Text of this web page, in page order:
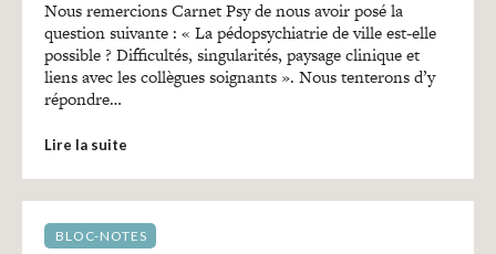
Revues
Colloque
Mon panier
Nous remercions Carnet Psy de nous avoir posé la
question suivante : « La pédopsychiatrie de ville est-elle
possible ? Difficultés, singularités, paysage clinique et
liens avec les collègues soignants ». Nous tenterons d’y
répondre…
Lire la suite
BLOC-NOTES